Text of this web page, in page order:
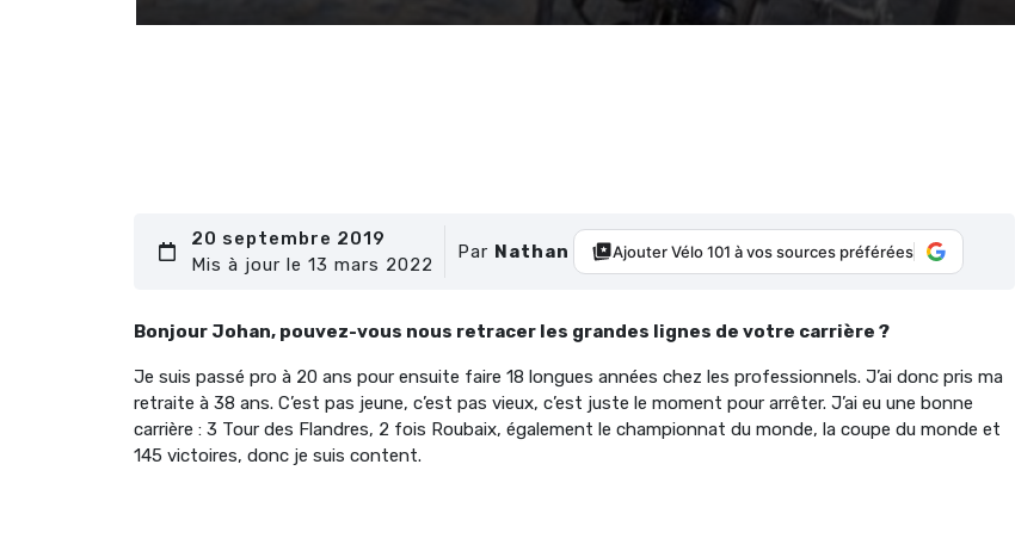
20 septembre 2019
Mis à jour le 13 mars 2022
Par Nathan Ajouter Vélo 101 à vos sources préférées
Bonjour Johan, pouvez-vous nous retracer les grandes lignes de votre carrière ?
Je suis passé pro à 20 ans pour ensuite faire 18 longues années chez les professionnels. J’ai donc pris ma
retraite à 38 ans. C’est pas jeune, c’est pas vieux, c’est juste le moment pour arrêter. J’ai eu une bonne
carrière : 3 Tour des Flandres, 2 fois Roubaix, également le championnat du monde, la coupe du monde et
145 victoires, donc je suis content.